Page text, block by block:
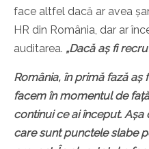
face altfel dacă ar avea
HR din România, dar ar
auditarea. „Dacă aș fi
România, în primă fază aș
facem în momentul de
continui ce ai început.
care sunt punctele slabe